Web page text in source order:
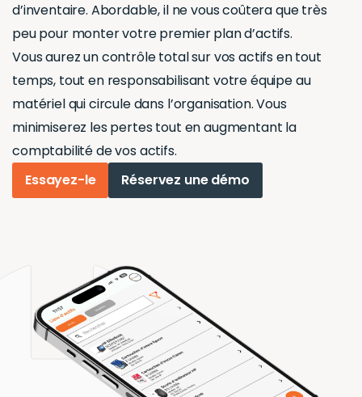
d’inventaire. Abordable, il ne vous coûtera que très
peu pour monter votre premier plan d’actifs.
Vous aurez un contrôle total sur vos actifs en tout
temps, tout en responsabilisant votre équipe au
matériel qui circule dans l’organisation. Vous
minimiserez les pertes tout en augmentant la
comptabilité de vos actifs.
Essayez-le
Réservez une démo